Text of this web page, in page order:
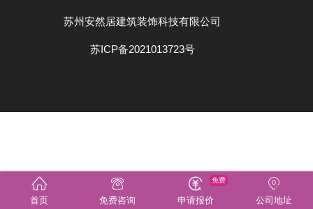
苏州安然居建筑装饰科技有限公司
苏ICP备2021013723号
首页 免费咨询 申请报价
免费
公司地址